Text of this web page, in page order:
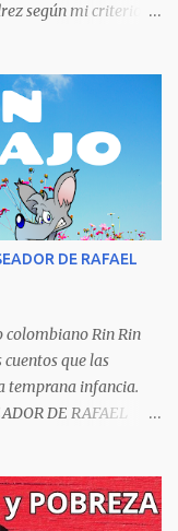
según mi criterio
XX, su obra
de Literatura que le
hombre de principios
un óbice para
Jorg...
DE RAFAEL
Rin Rin
cuentos que las
temprana infancia.
DE RAFAEL
no salgas!- le
va. Halló en el